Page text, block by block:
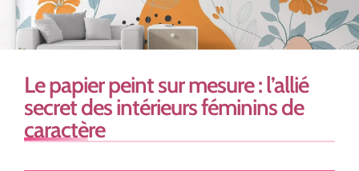
Le papier peint sur mesure : l’allié
secret des intérieurs féminins de
caractère